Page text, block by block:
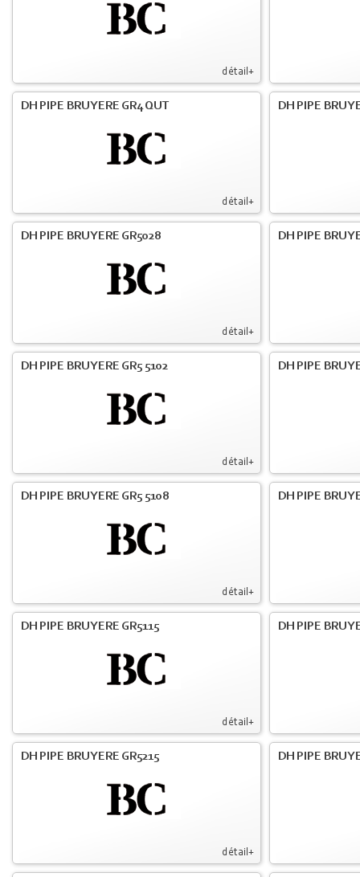
détail+
détail+
DH PIPE BRUYERE GR4 QUT DH PIPE
détail+
DH PIPE BRUYERE GR5028 DH PIPE
détail+
DH PIPE BRUYERE GR5 5102 DH PIPE
détail+
DH PIPE BRUYERE GR5 5108 DH PIPE
détail+
DH PIPE BRUYERE GR5115 DH PIPE
détail+
DH PIPE BRUYERE GR5215 DH PIPE